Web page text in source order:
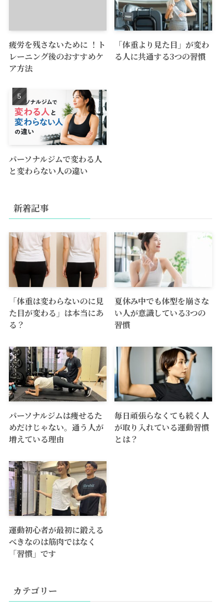
疲労を残さないために ！ト
レーニング後のおすすめケ
ア方法
「体重より見た目」が変わ
る人に共通する3つの習慣
パーソナルジムで変わる人
と変わらない人の違い
新着記事
「体重は変わらないのに見
た目が変わる」は本当にあ
る？
夏休み中でも体型を崩さな
い人が意識している3つの
習慣
パーソナルジムは痩せるた
めだけじゃない。通う人が
増えている理由
毎日頑張らなくても続く人
が取り入れている運動習慣
とは？
運動初心者が最初に鍛える
べきなのは筋肉ではなく
「習慣」です
カテゴリー